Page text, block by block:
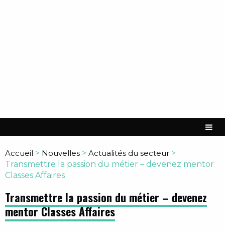
Accueil > Nouvelles > Actualités du secteur >
Transmettre la passion du métier – devenez mentor
Classes Affaires
Transmettre la passion du métier – devenez
mentor Classes Affaires